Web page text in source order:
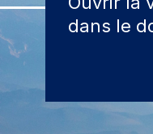
dans le